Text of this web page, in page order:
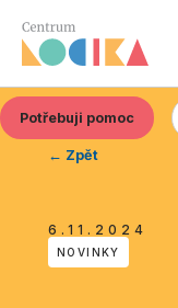
Potřebuji pomoc
← Zpět
6.11.2024
NOVINKY